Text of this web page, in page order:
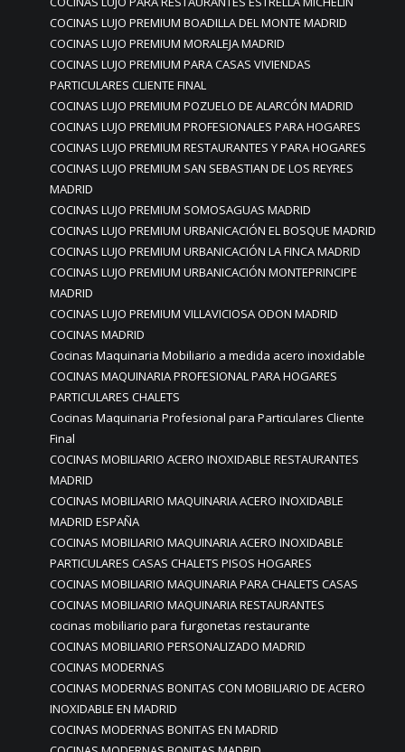
COCINAS LUJO PREMIUM BOADILLA DEL MONTE MADRID
COCINAS LUJO PREMIUM MORALEJA MADRID
COCINAS LUJO PREMIUM PARA CASAS VIVIENDAS
PARTICULARES CLIENTE FINAL
COCINAS LUJO PREMIUM POZUELO DE ALARCÓN MADRID
COCINAS LUJO PREMIUM PROFESIONALES PARA HOGARES
COCINAS LUJO PREMIUM RESTAURANTES Y PARA HOGARES
COCINAS LUJO PREMIUM SAN SEBASTIAN DE LOS REYRES
MADRID
COCINAS LUJO PREMIUM SOMOSAGUAS MADRID
COCINAS LUJO PREMIUM URBANICACIÓN EL BOSQUE MADRID
COCINAS LUJO PREMIUM URBANICACIÓN LA FINCA MADRID
COCINAS LUJO PREMIUM URBANICACIÓN MONTEPRINCIPE
MADRID
COCINAS LUJO PREMIUM VILLAVICIOSA ODON MADRID
COCINAS MADRID
Cocinas Maquinaria Mobiliario a medida acero inoxidable
COCINAS MAQUINARIA PROFESIONAL PARA HOGARES
PARTICULARES CHALETS
Cocinas Maquinaria Profesional para Particulares Cliente
Final
COCINAS MOBILIARIO ACERO INOXIDABLE RESTAURANTES
MADRID
COCINAS MOBILIARIO MAQUINARIA ACERO INOXIDABLE
MADRID ESPAÑA
COCINAS MOBILIARIO MAQUINARIA ACERO INOXIDABLE
PARTICULARES CASAS CHALETS PISOS HOGARES
COCINAS MOBILIARIO MAQUINARIA PARA CHALETS CASAS
COCINAS MOBILIARIO MAQUINARIA RESTAURANTES
cocinas mobiliario para furgonetas restaurante
COCINAS MOBILIARIO PERSONALIZADO MADRID
COCINAS MODERNAS
COCINAS MODERNAS BONITAS CON MOBILIARIO DE ACERO
INOXIDABLE EN MADRID
COCINAS MODERNAS BONITAS EN MADRID